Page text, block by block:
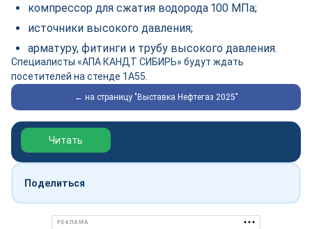
компрессор для сжатия водорода 100 МПа;
источники высокого давления;
арматуру, фитинги и трубу высокого давления.
Специалисты «АПА КАНДТ СИБИРЬ» будут ждать
посетителей на стенде 1А55.
← на страницу "Выставка Нефтегаз 2025"
Обзор выставки Нефтегаз-2026
Читать
Поделиться
РЕКЛАМА